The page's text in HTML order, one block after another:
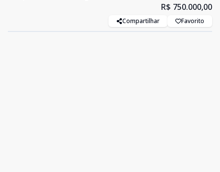
R$ 750.000,00
Compartilhar Favorito